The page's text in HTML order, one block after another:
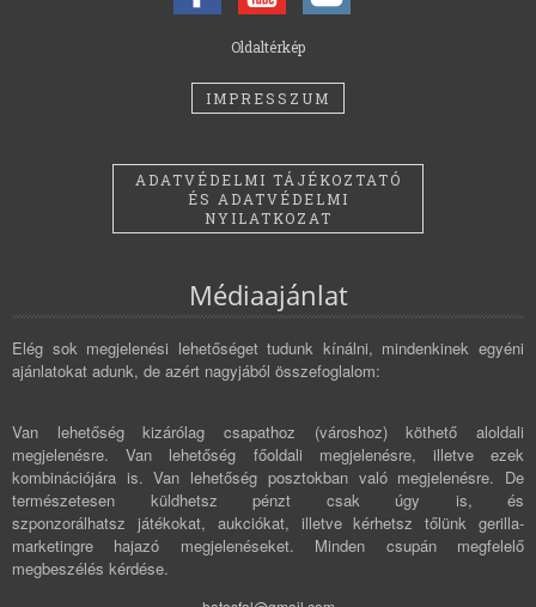
Oldaltérkép
IMPRESSZUM
ADATVÉDELMI TÁJÉKOZTATÓ
ÉS ADATVÉDELMI
NYILATKOZAT
Médiaajánlat
Elég sok megjelenési lehetőséget tudunk kínálni, mindenkinek egyéni
ajánlatokat adunk, de azért nagyjából összefoglalom:
Van lehetőség kizárólag csapathoz (városhoz) köthető aloldali
megjelenésre. Van lehetőség főoldali megjelenésre, illetve ezek
kombinációjára is. Van lehetőség posztokban való megjelenésre. De
természetesen küldhetsz pénzt csak úgy is, és
szponzorálhatsz játékokat, aukciókat, illetve kérhetsz tőlünk gerilla-
marketingre hajazó megjelenéseket. Minden csupán megfelelő
megbeszélés kérdése.